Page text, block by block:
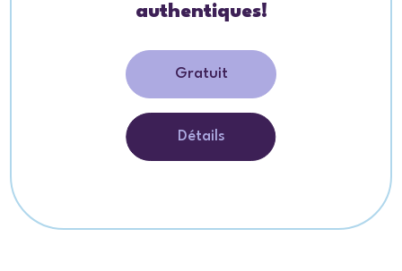
authentiques!
Gratuit
Détails